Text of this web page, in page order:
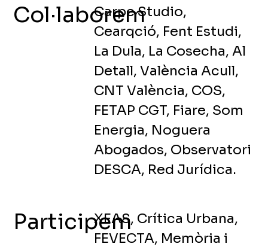
Col·laborem
Carpe Studio,
Cearqció, Fent Estudi,
La Dula, La Cosecha, Al
Detall, València Acull,
CNT València, COS,
FETAP CGT, Fiare, Som
Energia, Noguera
Abogados, Observatori
DESCA, Red Jurídica.
ParticipemXEAS, Crítica Urbana,
FEVECTA, Memòria i